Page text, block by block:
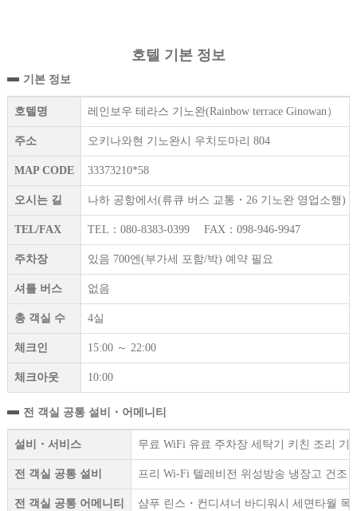
호텔 기본 정보
기본 정보
호텔명 레인보우 테라스 기노완(Rainbow terrace Ginowan）
주소 오키나와현 기노완시 우치도마리 804
MAP CODE 33373210*58
오시는 길 나하 공항에서(류큐 버스 교통・26 기노완 영업소행)
TEL/FAX TEL：080-8383-0399 FAX：098-946-9947
주차장 있음 700엔(부가세 포함/박) 예약 필요
셔틀 버스 없음
총 객실 수 4실
체크인 15:00 ～ 22:00
체크아웃 10:00
전 객실 공통 설비・어메니티
설비・서비스 무료 WiFi 유료 주차장 세탁기 키친 조리 기
전 객실 공통 설비 프리 Wi-Fi 텔레비전 위성방송 냉장고 건조
전 객실 공통 어메니티 샴푸 린스・컨디셔너 바디워시 세면타월 목